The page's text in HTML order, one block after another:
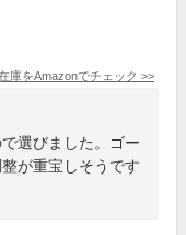
庫をAmazonでチェック >>
選びました。ゴー
が重宝しそうです